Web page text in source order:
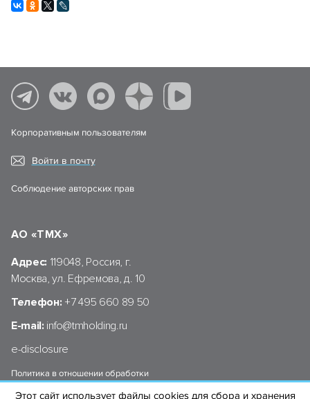
Корпоративным пользователям
Войти в почту
Соблюдение авторских прав
АО «ТМХ»
Адрес: 119048, Россия, г.
Москва, ул. Ефремова, д. 10
Телефон: +7 495 660 89 50
E-mail: info@tmholding.ru
e-disclosure
Политика в отношении обработки
персональных данных АО «ТМХ»
Этот сайт использует файлы cookies для сбора и хранения